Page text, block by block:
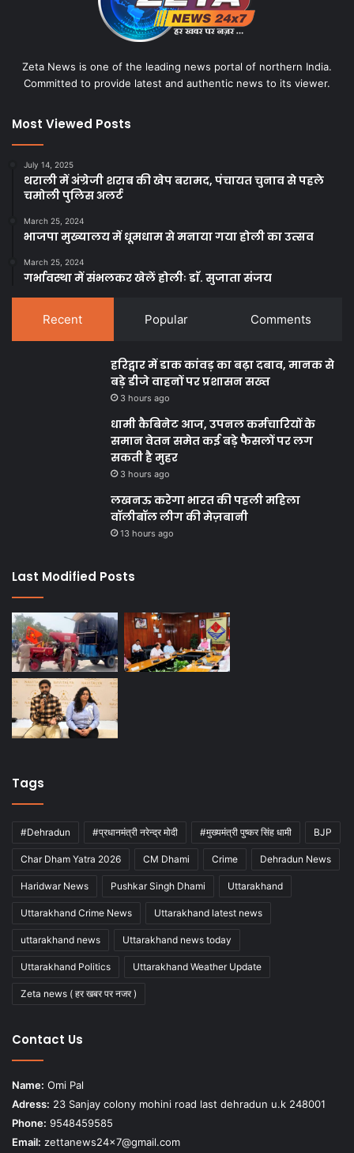
Zeta News is one of the leading news portal of northern India.
Committed to provide latest and authentic news to its viewer.
Most Viewed Posts
July 14, 2025
थराली में अंग्रेजी शराब की खेप बरामद, पंचायत चुनाव से पहले
चमोली पुलिस अलर्ट
March 25, 2024
भाजपा मुख्यालय में धूमधाम से मनाया गया होली का उत्सव
March 25, 2024
गर्भावस्था में संभलकर खेलें होलीः डाॅ. सुजाता संजय
Recent Popular Comments
हरिद्वार में डाक कांवड़ का बढ़ा दबाव, मानक से
बड़े डीजे वाहनों पर प्रशासन सख्त
3 hours ago
धामी कैबिनेट आज, उपनल कर्मचारियों के
समान वेतन समेत कई बड़े फैसलों पर लग
सकती है मुहर
3 hours ago
लखनऊ करेगा भारत की पहली महिला
वॉलीबॉल लीग की मेज़बानी
13 hours ago
Last Modified Posts
Tags
#Dehradun #प्रधानमंत्री नरेन्द्र मोदी #मुख्यमंत्री पुष्कर सिंह धामी BJP
Char Dham Yatra 2026 CM Dhami Crime Dehradun News
Haridwar News Pushkar Singh Dhami Uttarakhand
Uttarakhand Crime News Uttarakhand latest news
uttarakhand news Uttarakhand news today
Uttarakhand Politics Uttarakhand Weather Update
Zeta news ( हर खबर पर नजर )
Contact Us
Name: Omi Pal
Adress: 23 Sanjay colony mohini road last dehradun u.k 248001
Phone: 9548459585
Email: zettanews24x7@gmail.com